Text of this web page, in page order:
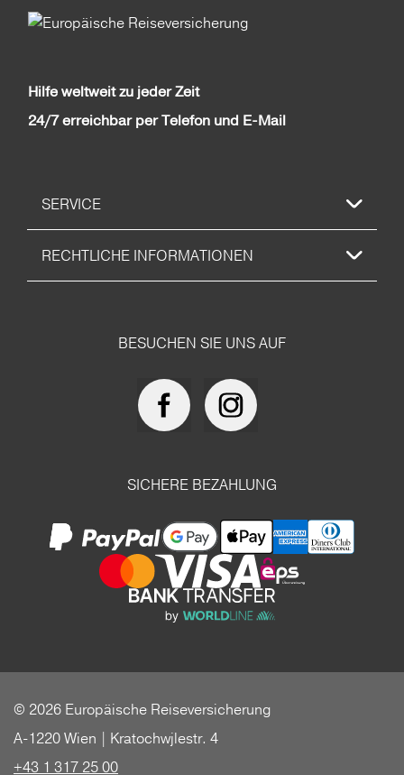
Hilfe weltweit zu jeder Zeit
24/7 erreichbar per Telefon und E-Mail
SERVICE
RECHTLICHE INFORMATIONEN
BESUCHEN SIE UNS AUF
SICHERE BEZAHLUNG
© 2026 Europäische Reiseversicherung
A-1220 Wien | Kratochwjlestr. 4
+43 1 317 25 00